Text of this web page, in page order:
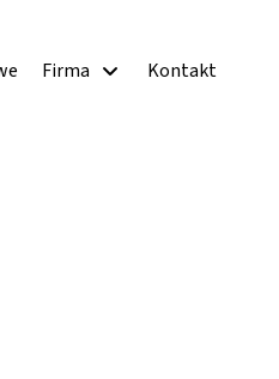
Firma Kontakt